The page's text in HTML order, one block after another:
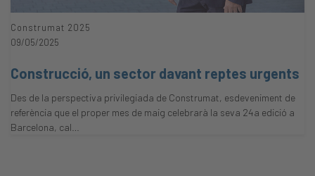
Construmat 2025
09/05/2025
Construcció, un sector davant reptes urgents
Des de la perspectiva privilegiada de Construmat, esdeveniment de
referència que el proper mes de maig celebrarà la seva 24a edició a
Barcelona, cal…